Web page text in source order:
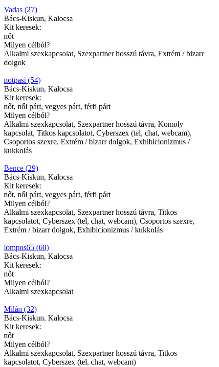
Vadas (27)
Bács-Kiskun, Kalocsa
Kit keresek:
nőt
Milyen célból?
Alkalmi szexkapcsolat, Szexpartner hosszú távra, Extrém / bizarr
dolgok
notpasi (54)
Bács-Kiskun, Kalocsa
Kit keresek:
nőt, női párt, vegyes párt, férfi párt
Milyen célból?
Alkalmi szexkapcsolat, Szexpartner hosszú távra, Komoly
kapcsolat, Titkos kapcsolatot, Cyberszex (tel, chat, webcam),
Csoportos szexre, Extrém / bizarr dolgok, Exhibicionizmus /
kukkolás
Bence (29)
Bács-Kiskun, Kalocsa
Kit keresek:
nőt, női párt, vegyes párt, férfi párt
Milyen célból?
Alkalmi szexkapcsolat, Szexpartner hosszú távra, Titkos
kapcsolatot, Cyberszex (tel, chat, webcam), Csoportos szexre,
Extrém / bizarr dolgok, Exhibicionizmus / kukkolás
lompos65 (60)
Bács-Kiskun, Kalocsa
Kit keresek:
nőt
Milyen célból?
Alkalmi szexkapcsolat
Milán (32)
Bács-Kiskun, Kalocsa
Kit keresek:
nőt
Milyen célból?
Alkalmi szexkapcsolat, Szexpartner hosszú távra, Titkos
kapcsolatot, Cyberszex (tel, chat, webcam)